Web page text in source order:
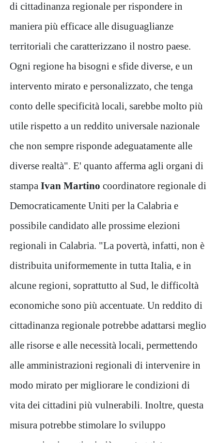
di cittadinanza regionale per rispondere in
maniera più efficace alle disuguaglianze
territoriali che caratterizzano il nostro paese.
Ogni regione ha bisogni e sfide diverse, e un
intervento mirato e personalizzato, che tenga
conto delle specificità locali, sarebbe molto più
utile rispetto a un reddito universale nazionale
che non sempre risponde adeguatamente alle
diverse realtà". E' quanto afferma agli organi di
stampa Ivan Martino coordinatore regionale di
Democraticamente Uniti per la Calabria e
possibile candidato alle prossime elezioni
regionali in Calabria. "La povertà, infatti, non è
distribuita uniformemente in tutta Italia, e in
alcune regioni, soprattutto al Sud, le difficoltà
economiche sono più accentuate. Un reddito di
cittadinanza regionale potrebbe adattarsi meglio
alle risorse e alle necessità locali, permettendo
alle amministrazioni regionali di intervenire in
modo mirato per migliorare le condizioni di
vita dei cittadini più vulnerabili. Inoltre, questa
misura potrebbe stimolare lo sviluppo